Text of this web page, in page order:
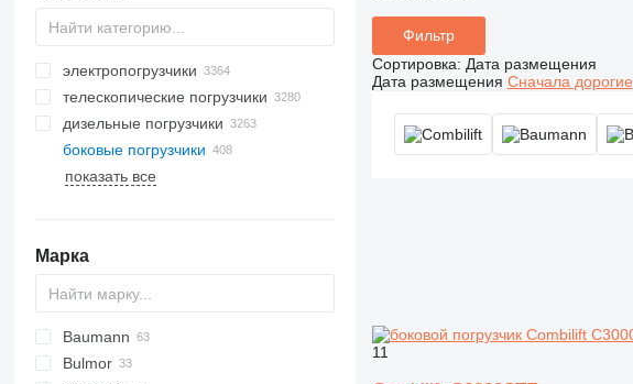
электропогрузчики
телескопические погрузчики
дизельные погрузчики
боковые погрузчики
показать все
Марка
FRE
HT
Baumann
AS
Bulmor
Фильтр
Сортировка: Дата размещения
Дата размещения Сначала дорогие
11